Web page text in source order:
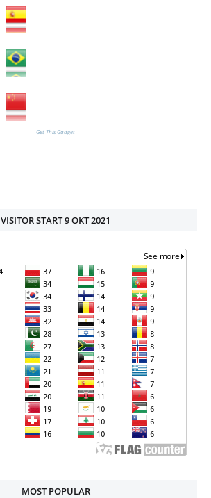
Get This Gadget
VISITOR START 9 OKT 2021
MOST POPULAR